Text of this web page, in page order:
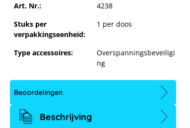
Art. Nr.:
4238
Stuks per
verpakkingseenheid:
1 per doos
Type accessoires:
Overspanningsbeveiligi
ng
Beoordelingen
Beschrijving